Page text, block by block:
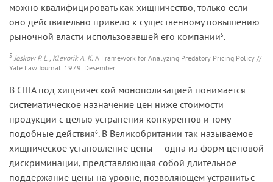
можно квалифицировать как хищничество, только если
оно действительно привело к существенному повышению
рыночной власти использовавшей его компании5.
5 Joskow P. L., Klevorik A. K. A Framework for Analyzing Predatory Pricing Policy //
Yale Law Journal. 1979. Desember.
В США под хищнической монополизацией понимается
систематическое назначение цен ниже стоимости
продукции с целью устранения конкурентов и тому
подобные действия6. В Великобритании так называемое
хищническое установление цены — одна из форм ценовой
дискриминации, представляющая собой длительное
поддержание цены на уровне, позволяющем устранить с